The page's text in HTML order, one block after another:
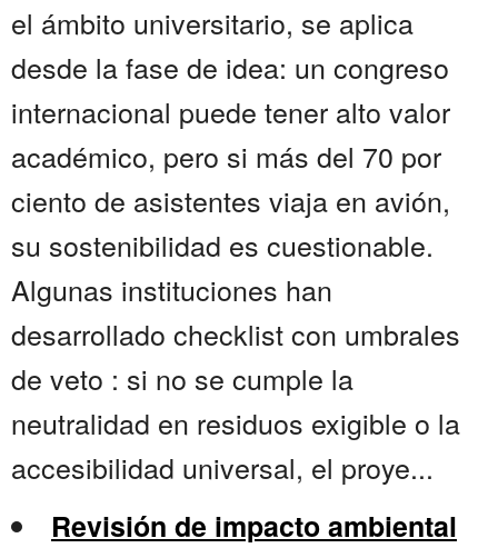
el ámbito universitario, se aplica
desde la fase de idea: un congreso
internacional puede tener alto valor
académico, pero si más del 70 por
ciento de asistentes viaja en avión,
su sostenibilidad es cuestionable.
Algunas instituciones han
desarrollado checklist con umbrales
de veto : si no se cumple la
neutralidad en residuos exigible o la
accesibilidad universal, el proye...
Revisión de impacto ambiental